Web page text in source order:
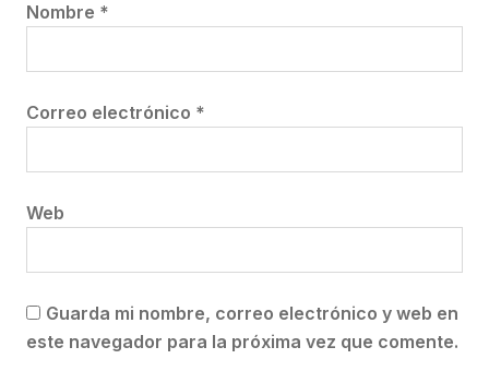
Nombre *
Correo electrónico *
Web
Guarda mi nombre, correo electrónico y web en
este navegador para la próxima vez que comente.